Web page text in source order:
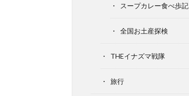
スープカレー食べ歩記
全国お土産探検
THEイナズマ戦隊
旅行